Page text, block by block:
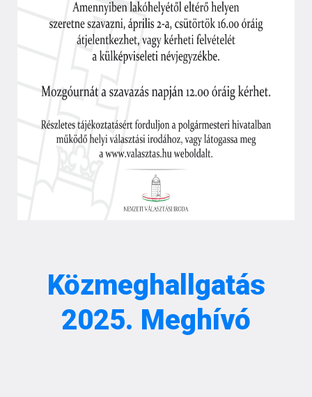
Közmeghallgatás
2025. Meghívó